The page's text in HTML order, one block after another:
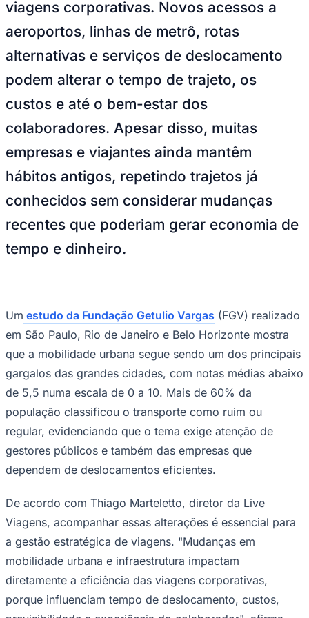
NBA
NFL
Fórmula 1
UFC
Tênis (ATP)
NHL
Vôlei
Brasileirão Série A
Brasileirão Série B
Copa do Brasil
Sul-Americana
Champions League
Times - Ir direto
viagens corporativas. Novos acessos a
aeroportos, linhas de metrô, rotas
alternativas e serviços de deslocamento
podem alterar o tempo de trajeto, os
custos e até o bem-estar dos
colaboradores. Apesar disso, muitas
empresas e viajantes ainda mantêm
hábitos antigos, repetindo trajetos já
conhecidos sem considerar mudanças
recentes que poderiam gerar economia de
tempo e dinheiro.
Um estudo da Fundação Getulio Vargas (FGV) realizado
em São Paulo, Rio de Janeiro e Belo Horizonte mostra
que a mobilidade urbana segue sendo um dos principais
gargalos das grandes cidades, com notas médias abaixo
de 5,5 numa escala de 0 a 10. Mais de 60% da
população classificou o transporte como ruim ou
regular, evidenciando que o tema exige atenção de
gestores públicos e também das empresas que
dependem de deslocamentos eficientes.
De acordo com Thiago Marteletto, diretor da Live
Viagens, acompanhar essas alterações é essencial para
a gestão estratégica de viagens. "Mudanças em
mobilidade urbana e infraestrutura impactam
diretamente a eficiência das viagens corporativas,
porque influenciam tempo de deslocamento, custos,